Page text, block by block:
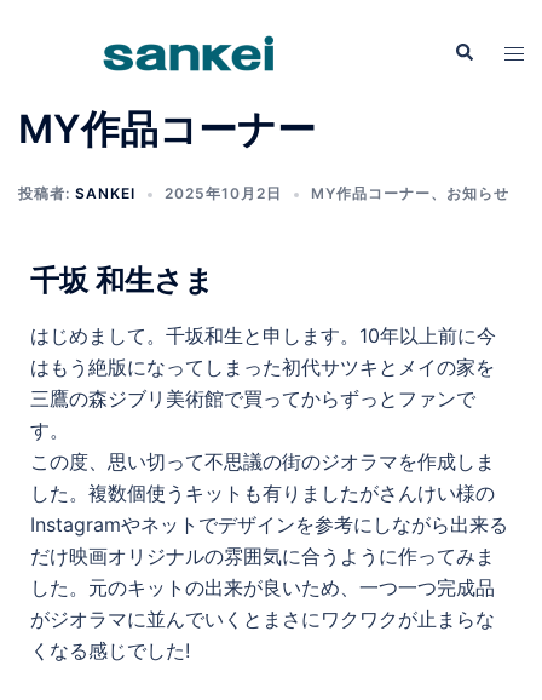
MY作品コーナー
投稿者: SANKEI 2025年10月2日 MY作品コーナー、 お知らせ
千坂 和生さま
はじめまして。千坂和生と申します。10年以上前に今
はもう絶版になってしまった初代サツキとメイの家を
三鷹の森ジブリ美術館で買ってからずっとファンで
す。
この度、思い切って不思議の街のジオラマを作成しま
した。複数個使うキットも有りましたがさんけい様の
Instagramやネットでデザインを参考にしながら出来る
だけ映画オリジナルの雰囲気に合うように作ってみま
した。元のキットの出来が良いため、一つ一つ完成品
がジオラマに並んでいくとまさにワクワクが止まらな
くなる感じでした!